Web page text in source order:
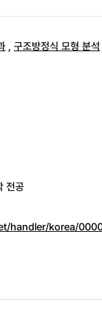
, 구조방정식 모형 분석
전공
handler/korea/